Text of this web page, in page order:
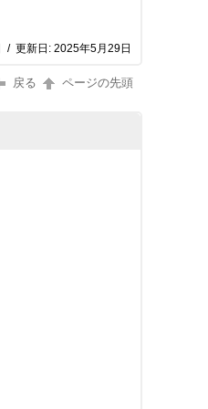
/ 更新日: 2025年5月29日
戻る ページの先頭